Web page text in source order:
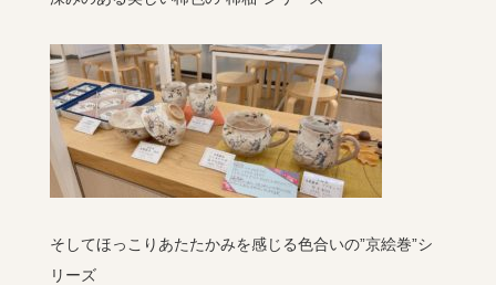
そしてほっこりあたたかみを感じる色合いの”京絵巻”シ
リーズ